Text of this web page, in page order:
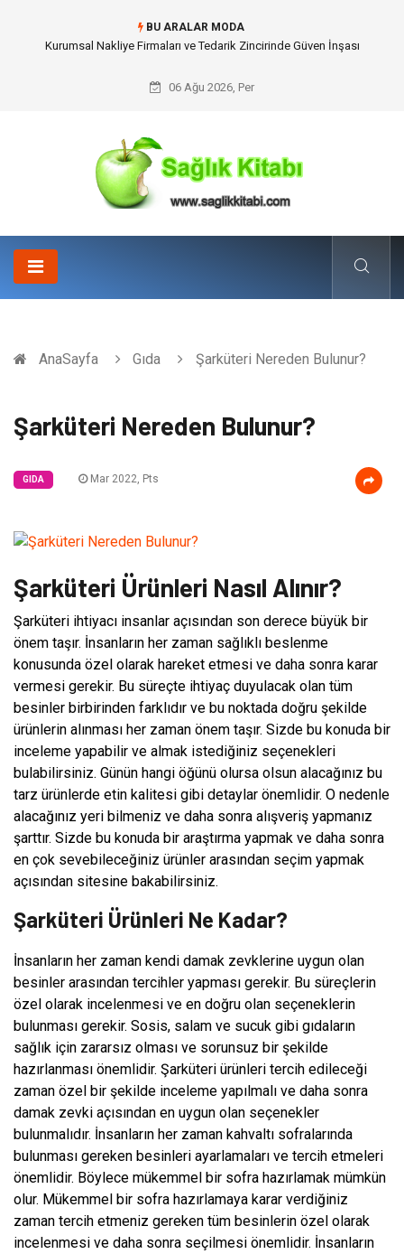
BU ARALAR MODA
Dalaman Kalkan Transfer: Kişiselleştirilmiş Hizmet Ve Uç Nokta Konforu
06 Ağu 2026, Per
AnaSayfa Gıda Şarküteri Nereden Bulunur?
Şarküteri Nereden Bulunur?
GIDA Mar 2022, Pts
Şarküteri Ürünleri Nasıl Alınır?
Şarküteri ihtiyacı insanlar açısından son derece büyük bir
önem taşır. İnsanların her zaman sağlıklı beslenme
konusunda özel olarak hareket etmesi ve daha sonra karar
vermesi gerekir. Bu süreçte ihtiyaç duyulacak olan tüm
besinler birbirinden farklıdır ve bu noktada doğru şekilde
ürünlerin alınması her zaman önem taşır. Sizde bu konuda bir
inceleme yapabilir ve almak istediğiniz seçenekleri
bulabilirsiniz. Günün hangi öğünü olursa olsun alacağınız bu
tarz ürünlerde etin kalitesi gibi detaylar önemlidir. O nedenle
alacağınız yeri bilmeniz ve daha sonra alışveriş yapmanız
şarttır. Sizde bu konuda bir araştırma yapmak ve daha sonra
en çok sevebileceğiniz ürünler arasından seçim yapmak
açısından sitesine bakabilirsiniz.
Şarküteri Ürünleri Ne Kadar?
İnsanların her zaman kendi damak zevklerine uygun olan
besinler arasından tercihler yapması gerekir. Bu süreçlerin
özel olarak incelenmesi ve en doğru olan seçeneklerin
bulunması gerekir. Sosis, salam ve sucuk gibi gıdaların
sağlık için zararsız olması ve sorunsuz bir şekilde
hazırlanması önemlidir. Şarküteri ürünleri tercih edileceği
zaman özel bir şekilde inceleme yapılmalı ve daha sonra
damak zevki açısından en uygun olan seçenekler
bulunmalıdır. İnsanların her zaman kahvaltı sofralarında
bulunması gereken besinleri ayarlamaları ve tercih etmeleri
önemlidir. Böylece mükemmel bir sofra hazırlamak mümkün
olur. Mükemmel bir sofra hazırlamaya karar verdiğiniz
zaman tercih etmeniz gereken tüm besinlerin özel olarak
incelenmesi ve daha sonra seçilmesi önemlidir. İnsanların